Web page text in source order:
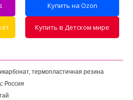
Купить на Ozon
Купить в Детском мире
термопластичная резина